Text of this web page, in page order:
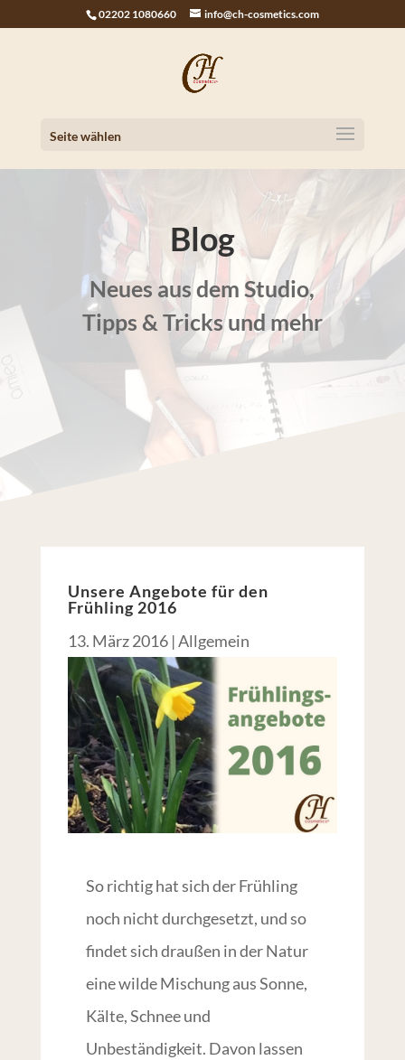
02202 1080660 info@ch-cosmetics.com
Seite wählen
Blog
Neues aus dem Studio,
Tipps & Tricks und mehr
Unsere Angebote für den
Frühling 2016
13. März 2016|Allgemein
So richtig hat sich der Frühling
noch nicht durchgesetzt, und so
findet sich draußen in der Natur
eine wilde Mischung aus Sonne,
Kälte, Schnee und
Unbeständigkeit. Davon lassen